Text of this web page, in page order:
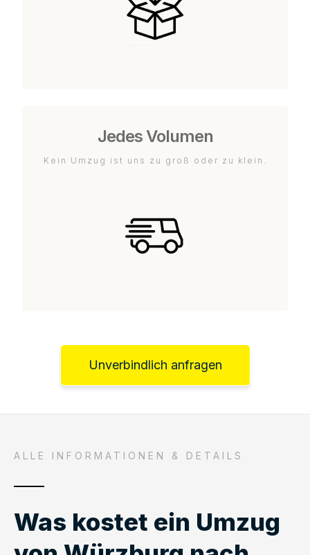
Jedes Volumen
Kein Umzug ist uns zu groß oder zu klein.
Unverbindlich anfragen
ALLE INFORMATIONEN & DETAILS
Was kostet ein Umzug